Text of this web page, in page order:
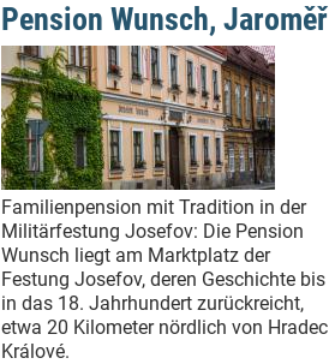
Pension Wunsch, Jaroměř
Familienpension mit Tradition in der
Militärfestung Josefov: Die Pension
Wunsch liegt am Marktplatz der
Festung Josefov, deren Geschichte bis
in das 18. Jahrhundert zurückreicht,
etwa 20 Kilometer nördlich von Hradec
Králové.